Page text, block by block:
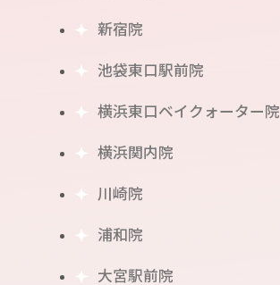
新宿院
池袋東口駅前院
横浜東口ベイクォーター院
横浜関内院
川崎院
浦和院
大宮駅前院